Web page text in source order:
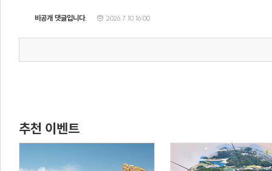
비공개 댓글입니다. 2026.7.10 16:00
추천 이벤트